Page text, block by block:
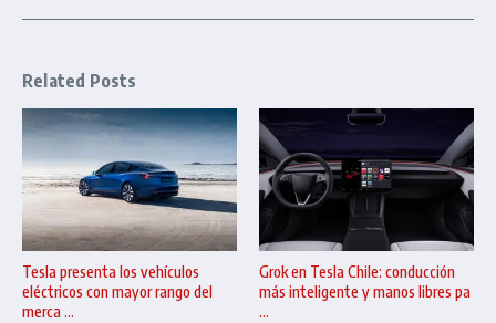
Related Posts
Tesla presenta los vehículos
eléctricos con mayor rango del
merca ...
Grok en Tesla Chile: conducción
más inteligente y manos libres pa
...